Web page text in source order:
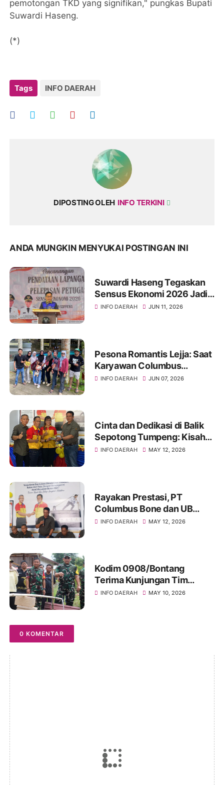
pemotongan TKD yang signifikan," pungkas Bupati
Suwardi Haseng.
(*)
Tags INFO DAERAH
DIPOSTING OLEH INFO TERKINI
ANDA MUNGKIN MENYUKAI POSTINGAN INI
Suwardi Haseng Tegaskan
Sensus Ekonomi 2026 Jadi
Basis Pembangunan
INFO DAERAH JUN 11, 2026
Pesona Romantis Lejja: Saat
Karyawan Columbus
Soppeng Menenun
INFO DAERAH JUN 07, 2026
Cinta dan Dedikasi di Balik
Sepotong Tumpeng: Kisah
Manis Columbus Soppeng &
INFO DAERAH MAY 12, 2026
Rayakan Prestasi, PT
Columbus Bone dan UB
Parepare Bagikan Bonus
INFO DAERAH MAY 12, 2026
Kodim 0908/Bontang
Terima Kunjungan Tim
Wasev TMMD Ke-128 Tahun
INFO DAERAH MAY 10, 2026
0 KOMENTAR